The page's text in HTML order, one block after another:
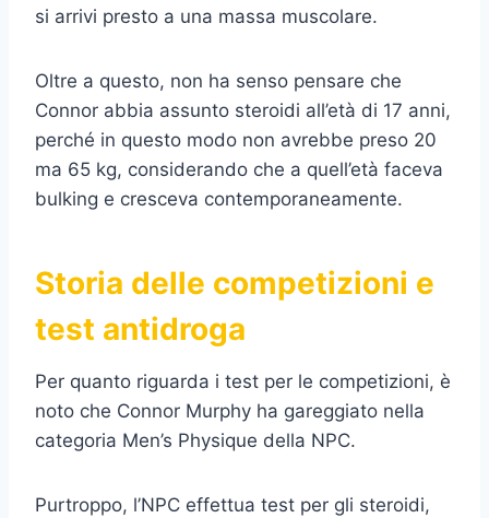
si arrivi presto a una massa muscolare.
Oltre a questo, non ha senso pensare che
Connor abbia assunto steroidi all’età di 17 anni,
perché in questo modo non avrebbe preso 20
ma 65 kg, considerando che a quell’età faceva
bulking e cresceva contemporaneamente.
Storia delle competizioni e
test antidroga
Per quanto riguarda i test per le competizioni, è
noto che Connor Murphy ha gareggiato nella
categoria Men’s Physique della NPC.
Purtroppo, l’NPC effettua test per gli steroidi,